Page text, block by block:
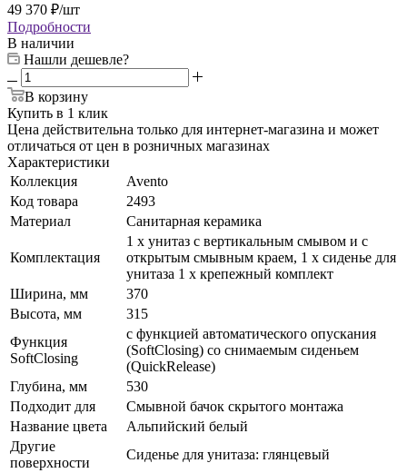
49 370 ₽/шт
Подробности
В наличии
Нашли дешевле?
В корзину
Купить в 1 клик
Цена действительна только для интернет-магазина и может
отличаться от цен в розничных магазинах
Характеристики
Коллекция
Avento
Код товара
2493
Материал
Санитарная керамика
Комплектация
1 x унитаз с вертикальным смывом и с
открытым смывным краем, 1 x сиденье для
унитаза 1 x крепежный комплект
Ширина, мм
370
Высота, мм
315
Функция
SoftClosing
с функцией автоматического опускания
(SoftClosing) со снимаемым сиденьем
(QuickRelease)
Глубина, мм
530
Подходит для
Смывной бачок скрытого монтажа
Название цвета
Альпийский белый
Другие
поверхности
Сиденье для унитаза: глянцевый